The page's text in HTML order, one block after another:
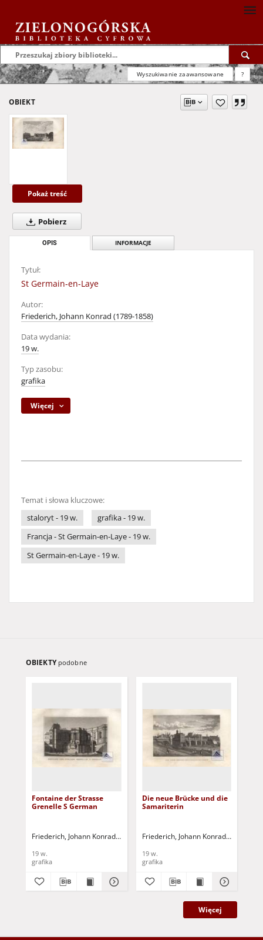
Wyszukiwanie zaawansowane ?
OBIEKT
Pokaż treść
Pobierz
OPIS INFORMACJE
Tytuł:
St Germain-en-Laye
Autor:
Friederich, Johann Konrad (1789-1858)
Data wydania:
19 w.
Typ zasobu:
grafika
Więcej
Temat i słowa kluczowe:
staloryt - 19 w.
grafika - 19 w.
Francja - St Germain-en-Laye - 19 w.
St Germain-en-Laye - 19 w.
OBIEKTY podobne
Fontaine der Strasse
Grenelle S German
Friederich, Johann Konrad (1789-1858)
19 w.
grafika
Die neue Brücke und die
Samariterin
Friederich, Johann Konrad (1789-
19 w.
grafika
Więcej